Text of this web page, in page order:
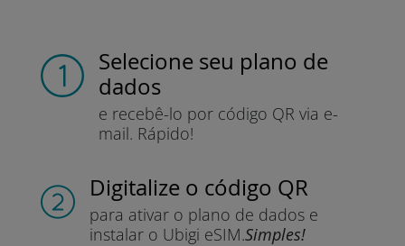
Selecione seu plano de
dados
e recebê-lo por código QR via e-
mail. Rápido!
Digitalize o código QR
para ativar o plano de dados e
instalar o Ubigi eSIM.Simples!